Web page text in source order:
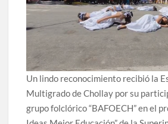
Un lindo reconocimiento recibió la
Multigrado de Chollay por su
grupo folclórico “BAFOECH” en el